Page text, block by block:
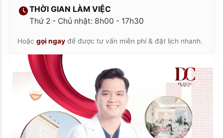
THỜI GIAN LÀM VIỆC
Thứ 2 - Chủ nhật: 8h00 - 17h30
Hoặc gọi ngay để được tư vấn miễn phí & đặt lịch nhanh.